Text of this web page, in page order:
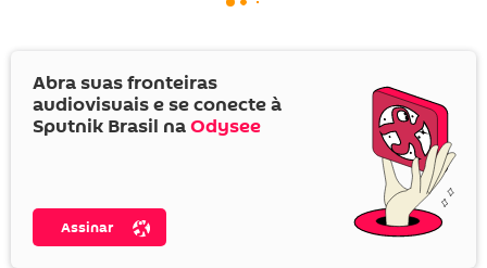
Abra suas fronteiras
audiovisuais e se conecte à
Sputnik Brasil naOdysee
Assinar